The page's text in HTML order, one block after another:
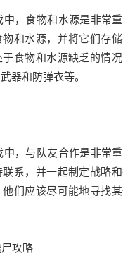
，食物和水源是非常
和水源，并将它们存
食物和水源缺乏的情
器和防弹衣等。
，与队友合作是非常
系，并一起制定战略
们应该尽可能地寻找
攻略